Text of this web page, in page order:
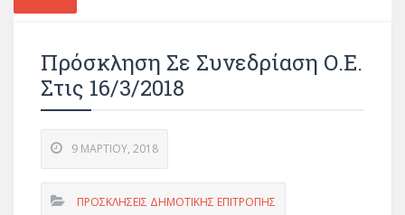
Πρόσκληση Σε Συνεδρίαση Ο.Ε.
Στις 16/3/2018
9 ΜΑΡΤΊΟΥ, 2018
ΠΡΟΣΚΛΗΣΕΙΣ ΔΗΜΟΤΙΚΗΣ ΕΠΙΤΡΟΠΗΣ